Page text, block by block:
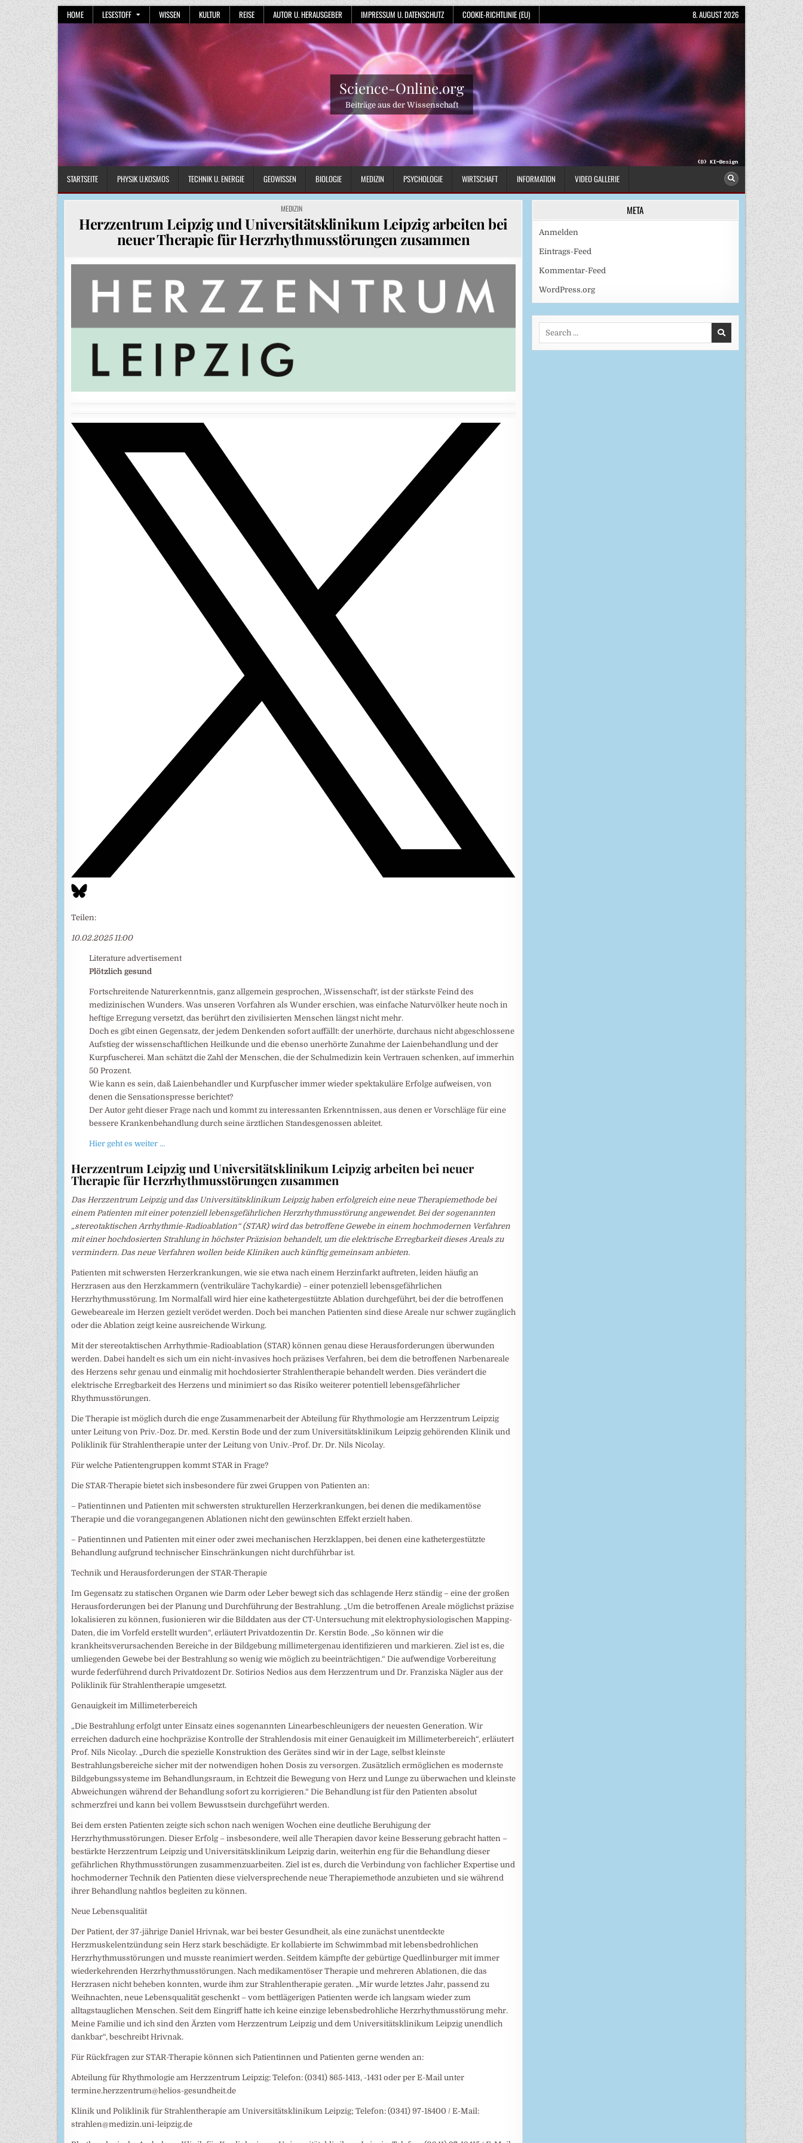
Skip
to
content
HOME LESESTOFF WISSEN KULTUR REISE AUTOR U. HERAUSGEBER IMPRESSUM U. DATENSCHUTZ COOKIE-RICHTLINIE (EU) 8. AUGUST 2026
Science-Online.org
Beiträge aus der Wissenschaft
STARTSEITE PHYSIK U.KOSMOS TECHNIK U. ENERGIE GEOWISSEN BIOLOGIE MEDIZIN PSYCHOLOGIE WIRTSCHAFT INFORMATION VIDEO GALLERIE
POSTED
IN
MEDIZIN
Herzzentrum Leipzig und Universitätsklinikum Leipzig arbeiten bei
neuer Therapie für Herzrhythmusstörungen zusammen
Teilen:
10.02.2025 11:00
Literature advertisement
Plötzlich gesund
Fortschreitende Naturerkenntnis, ganz allgemein gesprochen, ‚Wissenschaft‘, ist der stärkste Feind des
medizinischen Wunders. Was unseren Vorfahren als Wunder erschien, was einfache Naturvölker heute noch in
heftige Erregung versetzt, das berührt den zivilisierten Menschen längst nicht mehr.
Doch es gibt einen Gegensatz, der jedem Denkenden sofort auffällt: der unerhörte, durchaus nicht abgeschlossene
Aufstieg der wissenschaftlichen Heilkunde und die ebenso unerhörte Zunahme der Laienbehandlung und der
Kurpfuscherei. Man schätzt die Zahl der Menschen, die der Schulmedizin kein Vertrauen schenken, auf immerhin
50 Prozent.
Wie kann es sein, daß Laienbehandler und Kurpfuscher immer wieder spektakuläre Erfolge aufweisen, von
denen die Sensationspresse berichtet?
Der Autor geht dieser Frage nach und kommt zu interessanten Erkenntnissen, aus denen er Vorschläge für eine
bessere Krankenbehandlung durch seine ärztlichen Standesgenossen ableitet.
Hier geht es weiter …
Herzzentrum Leipzig und Universitätsklinikum Leipzig arbeiten bei neuer
Therapie für Herzrhythmusstörungen zusammen
Das Herzzentrum Leipzig und das Universitätsklinikum Leipzig haben erfolgreich eine neue Therapiemethode bei
einem Patienten mit einer potenziell lebensgefährlichen Herzrhythmusstörung angewendet. Bei der sogenannten
„stereotaktischen Arrhythmie-Radioablation“ (STAR) wird das betroffene Gewebe in einem hochmodernen Verfahren
mit einer hochdosierten Strahlung in höchster Präzision behandelt, um die elektrische Erregbarkeit dieses Areals zu
vermindern. Das neue Verfahren wollen beide Kliniken auch künftig gemeinsam anbieten.
Patienten mit schwersten Herzerkrankungen, wie sie etwa nach einem Herzinfarkt auftreten, leiden häufig an
Herzrasen aus den Herzkammern (ventrikuläre Tachykardie) – einer potenziell lebensgefährlichen
Herzrhythmusstörung. Im Normalfall wird hier eine kathetergestützte Ablation durchgeführt, bei der die betroffenen
Gewebeareale im Herzen gezielt verödet werden. Doch bei manchen Patienten sind diese Areale nur schwer zugänglich
oder die Ablation zeigt keine ausreichende Wirkung.
Mit der stereotaktischen Arrhythmie-Radioablation (STAR) können genau diese Herausforderungen überwunden
werden. Dabei handelt es sich um ein nicht-invasives hoch präzises Verfahren, bei dem die betroffenen Narbenareale
des Herzens sehr genau und einmalig mit hochdosierter Strahlentherapie behandelt werden. Dies verändert die
elektrische Erregbarkeit des Herzens und minimiert so das Risiko weiterer potentiell lebensgefährlicher
Rhythmusstörungen.
Die Therapie ist möglich durch die enge Zusammenarbeit der Abteilung für Rhythmologie am Herzzentrum Leipzig
unter Leitung von Priv.-Doz. Dr. med. Kerstin Bode und der zum Universitätsklinikum Leipzig gehörenden Klinik und
Poliklinik für Strahlentherapie unter der Leitung von Univ.-Prof. Dr. Dr. Nils Nicolay.
Für welche Patientengruppen kommt STAR in Frage?
Die STAR-Therapie bietet sich insbesondere für zwei Gruppen von Patienten an:
– Patientinnen und Patienten mit schwersten strukturellen Herzerkrankungen, bei denen die medikamentöse
Therapie und die vorangegangenen Ablationen nicht den gewünschten Effekt erzielt haben.
– Patientinnen und Patienten mit einer oder zwei mechanischen Herzklappen, bei denen eine kathetergestützte
Behandlung aufgrund technischer Einschränkungen nicht durchführbar ist.
Technik und Herausforderungen der STAR-Therapie
Im Gegensatz zu statischen Organen wie Darm oder Leber bewegt sich das schlagende Herz ständig – eine der großen
Herausforderungen bei der Planung und Durchführung der Bestrahlung. „Um die betroffenen Areale möglichst präzise
lokalisieren zu können, fusionieren wir die Bilddaten aus der CT-Untersuchung mit elektrophysiologischen Mapping-
Daten, die im Vorfeld erstellt wurden“, erläutert Privatdozentin Dr. Kerstin Bode. „So können wir die
krankheitsverursachenden Bereiche in der Bildgebung millimetergenau identifizieren und markieren. Ziel ist es, die
umliegenden Gewebe bei der Bestrahlung so wenig wie möglich zu beeinträchtigen.“ Die aufwendige Vorbereitung
wurde federführend durch Privatdozent Dr. Sotirios Nedios aus dem Herzzentrum und Dr. Franziska Nägler aus der
Poliklinik für Strahlentherapie umgesetzt.
Genauigkeit im Millimeterbereich
„Die Bestrahlung erfolgt unter Einsatz eines sogenannten Linearbeschleunigers der neuesten Generation. Wir
erreichen dadurch eine hochpräzise Kontrolle der Strahlendosis mit einer Genauigkeit im Millimeterbereich“, erläutert
Prof. Nils Nicolay. „Durch die spezielle Konstruktion des Gerätes sind wir in der Lage, selbst kleinste
Bestrahlungsbereiche sicher mit der notwendigen hohen Dosis zu versorgen. Zusätzlich ermöglichen es modernste
Bildgebungssysteme im Behandlungsraum, in Echtzeit die Bewegung von Herz und Lunge zu überwachen und kleinste
Abweichungen während der Behandlung sofort zu korrigieren.“ Die Behandlung ist für den Patienten absolut
schmerzfrei und kann bei vollem Bewusstsein durchgeführt werden.
Bei dem ersten Patienten zeigte sich schon nach wenigen Wochen eine deutliche Beruhigung der
Herzrhythmusstörungen. Dieser Erfolg – insbesondere, weil alle Therapien davor keine Besserung gebracht hatten –
bestärkte Herzzentrum Leipzig und Universitätsklinikum Leipzig darin, weiterhin eng für die Behandlung dieser
gefährlichen Rhythmusstörungen zusammenzuarbeiten. Ziel ist es, durch die Verbindung von fachlicher Expertise und
hochmoderner Technik den Patienten diese vielversprechende neue Therapiemethode anzubieten und sie während
ihrer Behandlung nahtlos begleiten zu können.
Neue Lebensqualität
Der Patient, der 37-jährige Daniel Hrivnak, war bei bester Gesundheit, als eine zunächst unentdeckte
Herzmuskelentzündung sein Herz stark beschädigte. Er kollabierte im Schwimmbad mit lebensbedrohlichen
Herzrhythmusstörungen und musste reanimiert werden. Seitdem kämpfte der gebürtige Quedlinburger mit immer
wiederkehrenden Herzrhythmusstörungen. Nach medikamentöser Therapie und mehreren Ablationen, die das
Herzrasen nicht beheben konnten, wurde ihm zur Strahlentherapie geraten. „Mir wurde letztes Jahr, passend zu
Weihnachten, neue Lebensqualität geschenkt – vom bettlägerigen Patienten werde ich langsam wieder zum
alltagstauglichen Menschen. Seit dem Eingriff hatte ich keine einzige lebensbedrohliche Herzrhythmusstörung mehr.
Meine Familie und ich sind den Ärzten vom Herzzentrum Leipzig und dem Universitätsklinikum Leipzig unendlich
dankbar“, beschreibt Hrivnak.
Für Rückfragen zur STAR-Therapie können sich Patientinnen und Patienten gerne wenden an:
Abteilung für Rhythmologie am Herzzentrum Leipzig: Telefon: (0341) 865-1413, -1431 oder per E-Mail unter
termine.herzzentrum@helios-gesundheit.de
Klinik und Poliklinik für Strahlentherapie am Universitätsklinikum Leipzig; Telefon: (0341) 97-18400 / E-Mail:
strahlen@medizin.uni-leipzig.de
META
Anmelden
Eintrags-Feed
Kommentar-Feed
WordPress.org